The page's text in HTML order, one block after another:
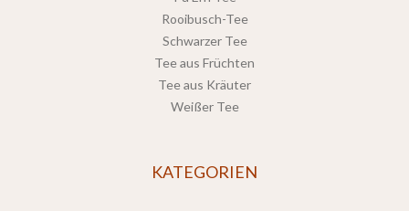
Rooibusch-Tee
Schwarzer Tee
Tee aus Früchten
Tee aus Kräuter
Weißer Tee
KATEGORIEN